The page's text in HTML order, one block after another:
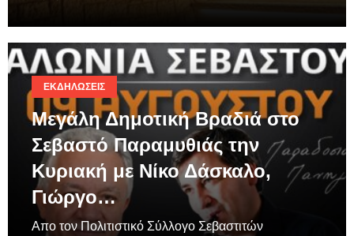
ΕΚΔΗΛΏΣΕΙΣ
Μεγάλη Δημοτική Βραδιά στο
Σεβαστό Παραμυθιάς την
Κυριακή με Νίκο Δάσκαλο,
Γιώργο…
Απο τον Πολιτιστικό Σύλλογο Σεβαστιτών